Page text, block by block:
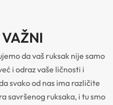
da vaš ruksak nije samo
i odraz vaše ličnosti i
svako od nas ima različite
savršenog ruksaka, i tu smo